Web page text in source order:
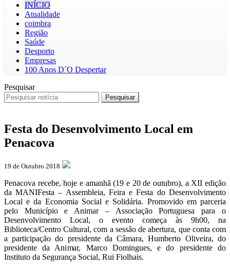
INÍCIO
Atualidade
coimbra
Região
Saúde
Desporto
Empresas
100 Anos D´O Despertar
Pesquisar
Pesquisar
Festa do Desenvolvimento Local em
Penacova
19 de Outubro 2018
Penacova recebe, hoje e amanhã (19 e 20 de outubro), a XII edição
da MANIFesta – Assembleia, Feira e Festa do Desenvolvimento
Local e da Economia Social e Solidária. Promovido em parceria
pelo Município e Animar – Associação Portuguesa para o
Desenvolvimento Local, o evento começa às 9h00, na
Biblioteca/Centro Cultural, com a sessão de abertura, que conta com
a participação do presidente da Câmara, Humberto Oliveira, do
presidente da Animar, Marco Domingues, e do presidente do
Instituto da Segurança Social, Rui Fiolhais.